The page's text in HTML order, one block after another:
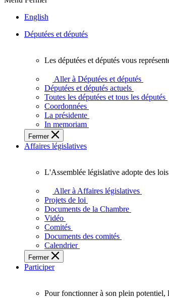
English
Députées et députés
députées
députés
vous
représentent
sein
de
l'Assemblée
l'Ontario.
Les députées et députés vous
Aller à Députées et députés
Députées et députés actuels
Toutes les députées et tous les députés
Coordonnées
La présidente
In memoriam
Fermer
Affaires législatives
législative
adopte
touchent
vie
des
Ontariennes
Ontariens.
L'Assemblée législative adopte des
Aller à Affaires législatives
Projets de loi
Documents de la Chambre
Vidéo
Comités
Documents des comités
Calendrier
Fermer
Participer
Pour fonctionner à son plein potentiel,